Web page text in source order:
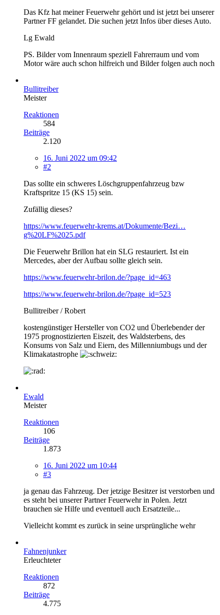
Das Kfz hat meiner Feuerwehr gehört und ist jetzt bei unserer
Partner FF gelandet. Die suchen jetzt Infos über dieses Auto.
Lg Ewald
PS. Bilder vom Innenraum speziell Fahrerraum und vom
Motor wäre auch schon hilfreich und Bilder folgen auch noch
Bullitreiber
Meister
Reaktionen
584
Beiträge
2.120
16. Juni 2022 um 09:42
#2
Das sollte ein schweres Löschgruppenfahrzeug bzw
Kraftspritze 15 (KS 15) sein.
Zufällig dieses?
https://www.feuerwehr-krems.at/Dokumente/Bezi…
g%20LF%2025.pdf
Die Feuerwehr Brillon hat ein SLG restauriert. Ist ein
Mercedes, aber der Aufbau sollte gleich sein.
https://www.feuerwehr-brilon.de/?page_id=463
https://www.feuerwehr-brilon.de/?page_id=523
Bullitreiber / Robert
kostengünstiger Hersteller von CO2 und Überlebender der
1975 prognostizierten Eiszeit, des Waldsterbens, des
Konsums von Salz und Eiern, des Millenniumbugs und der
Klimakatastrophe
Ewald
Meister
Reaktionen
106
Beiträge
1.873
16. Juni 2022 um 10:44
#3
ja genau das Fahrzeug. Der jetzige Besitzer ist verstorben und
es steht bei unserer Partner Feuerwehr in Polen. Jetzt
brauchen sie Hilfe und eventuell auch Ersatzteile...
Vielleicht kommt es zurück in seine ursprüngliche wehr
Fahnenjunker
Erleuchteter
Reaktionen
872
Beiträge
4.775